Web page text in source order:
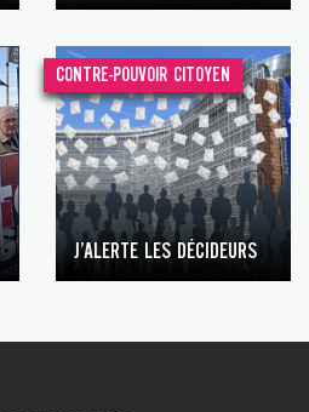
CONTRE-POUVOIR CITOYEN
J’ALERTE LES DÉCIDEURS